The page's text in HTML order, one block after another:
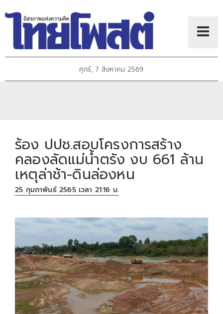
ศุกร์, 7 สิงหาคม 2569
ร้อง ปปช.สอบโครงการสร้าง
คลองลัดแม่น้ำตรัง งบ 661 ล้าน
เหตุล่าช้า-ดินล่องหน
25 กุมภาพันธ์ 2565 เวลา 21:16 น.